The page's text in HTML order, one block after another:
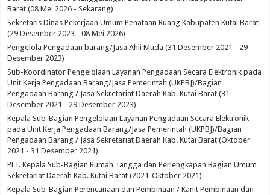
Barat (08 Mei 2026 - Sekarang)
Sekretaris Dinas Pekerjaan Umum Penataan Ruang Kabupaten Kutai Barat
(29 Desember 2023 - 08 Mei 2026)
Pengelola Pengadaan barang/Jasa Ahli Muda (31 Desember 2021 - 29
Desember 2023)
Sub-Koordinator Pengelolaan Layanan Pengadaan Secara Elektronik pada
Unit Kerja Pengadaan Barang/Jasa Pemerintah (UKPBJ)/Bagian
Pengadaan Barang / Jasa Sekretariat Daerah Kab. Kutai Barat (31
Desember 2021 - 29 Desember 2023)
Kepala Sub-Bagian Pengelolaan Layanan Pengadaan Secara Elektronik
pada Unit Kerja Pengadaan Barang/Jasa Pemerintah (UKPBJ)/Bagian
Pengadaan Barang / Jasa Sekretariat Daerah Kab. Kutai Barat (Oktober
2021 - 31 Desember 2021)
PLT. Kepala Sub-Bagian Rumah Tangga dan Perlengkapan Bagian Umum
Sekretariat Daerah Kab. Kutai Barat (2021-Oktober 2021)
Kepala Sub-Bagian Perencanaan dan Pembinaan / Kanit Pembinaan dan